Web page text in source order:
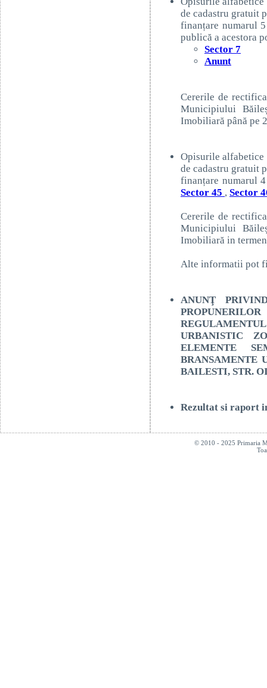
de cadastru gratuit
finanțare numarul
publică a acestora
Sector 7
Anunt
Cererile de
Municipiului
Imobiliară până pe
Opisurile alfabetice
de cadastru gratuit
finanțare numarul
Sector 45 , Sector
Cererile de
Municipiului
Imobiliară in
Alte informatii pot
ANUNŢ
URBANISTIC
ELEMENTE
BRANSAMENTE
BAILESTI, STR.
Rezultat si raport
© 2010 - 2025 Primaria